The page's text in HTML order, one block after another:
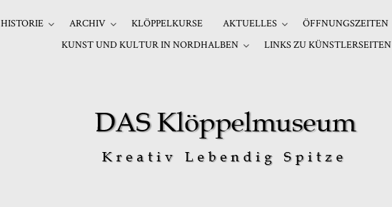
HISTORIE ARCHIV KLÖPPELKURSE AKTUELLES ÖFFNUNGSZEITEN
KUNST UND KULTUR IN NORDHALBEN
LINKS ZU KÜNSTLERSEITEN